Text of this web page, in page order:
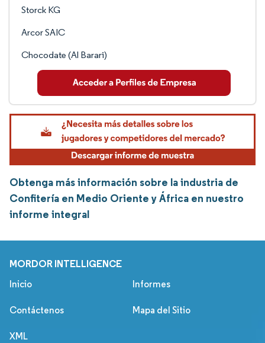
Storck KG
Arcor SAIC
Chocodate (Al Barari)
Obtenga más información sobre la industria de
Confitería en Medio Oriente y África en nuestro
informe integral
MORDOR INTELLIGENCE
Inicio Informes
Contáctenos Mapa del Sitio
XML